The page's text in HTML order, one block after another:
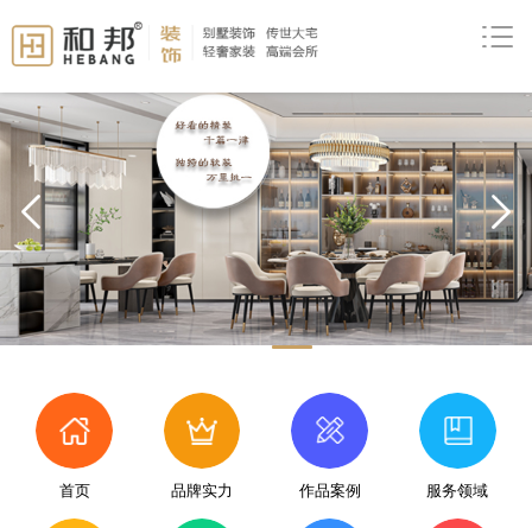
prev
首页 品牌实力 作品案例 服务领域